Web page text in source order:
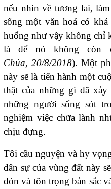
nếu nhìn về tương lai,
sống một văn hoá có
huống như vậy không chỉ
là để nó không còn
Chúa, 20/8/2018). Một
này sẽ là tiến hành một
thật của những gì đã
những người sống sót
nghiệm việc chữa lành
chịu đựng.
Tôi cầu nguyện và hy
dân sự của vùng đất này
đón và tôn trọng bản sắc